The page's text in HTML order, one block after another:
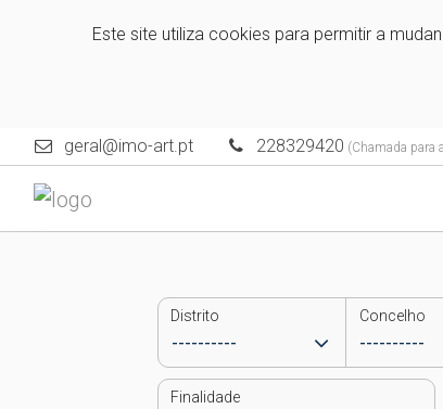
Este site utiliza cookies para permitir a
geral@imo-art.pt 228329420 (Chamada para
Distrito Concelho
Finalidade